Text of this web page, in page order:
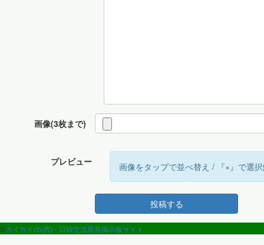
画像(3枚まで)
プレビュー 画像をタップで並べ替え / 『×』で選
投稿する
©カイカイch(西) - 日韓交流親善掲示板サイト